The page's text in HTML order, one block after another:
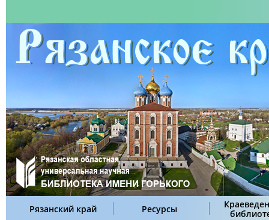
Рязанский край Ресурсы